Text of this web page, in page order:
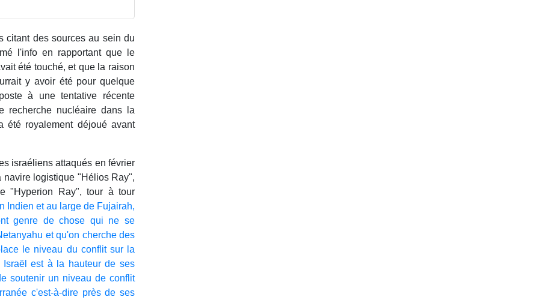
citant des sources au sein du
l'info en rapportant que le
été touché, et que la raison
y avoir été pour quelque
à une tentative récente
recherche nucléaire dans la
été royalement déjoué avant
israéliens attaqués en février
logistique "Hélios Ray",
"Hyperion Ray", tour à tour
Indien et au large de Fujairah,
genre de chose qui ne se
et qu'on cherche des
le niveau du conflit sur la
est à la hauteur de ses
soutenir un niveau de conflit
c'est-à-dire près de ses